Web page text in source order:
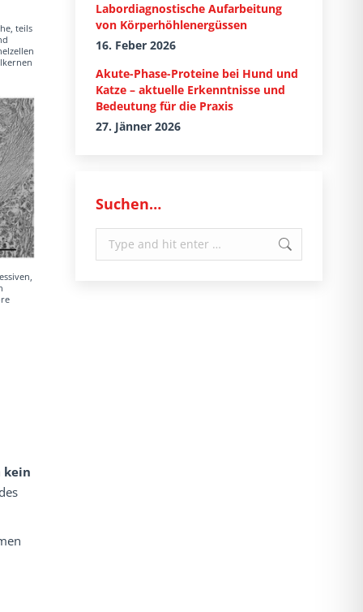
teils
kein
Labordiagnostische Aufarbeitung
von Körperhöhlenergüssen
16. Feber 2026
Akute-Phase-Proteine bei Hund und
Katze – aktuelle Erkenntnisse und
Bedeutung für die Praxis
27. Jänner 2026
Suchen…